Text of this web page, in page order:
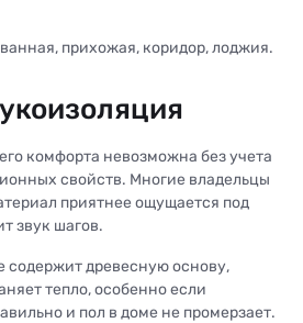
прихожая, коридор, лоджия.
комфорта невозможна без учета
свойств. Многие владельцы
приятнее ощущается под
звук шагов.
содержит древесную основу,
тепло, особенно если
и пол в доме не промерзает.